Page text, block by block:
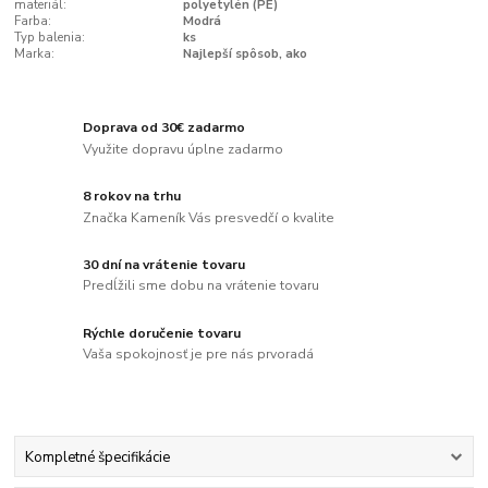
materiál:
polyetylén (PE)
Farba:
Modrá
Typ balenia:
ks
Marka:
Najlepší spôsob, ako
Doprava od 30€ zadarmo
Využite dopravu úplne zadarmo
8 rokov na trhu
Značka Kameník Vás presvedčí o kvalite
30 dní na vrátenie tovaru
Predĺžili sme dobu na vrátenie tovaru
Rýchle doručenie tovaru
Vaša spokojnosť je pre nás prvoradá
Kompletné špecifikácie